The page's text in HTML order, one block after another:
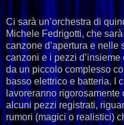
Ci sarà un’orchestra di
Michele Fedrigotti, che
canzone d’apertura e nelle
canzoni e i pezzi
da un piccolo complesso
basso elettrico e batteria. I
lavoreranno
alcuni pezzi registrati,
rumori (magici o realistici)